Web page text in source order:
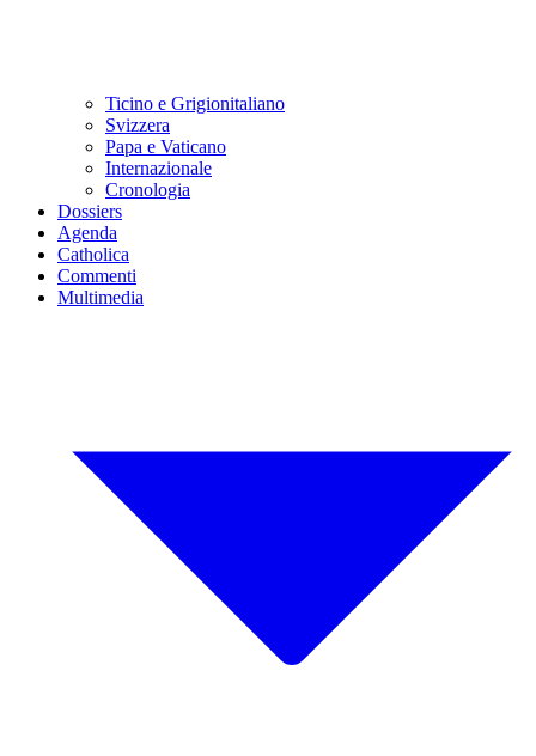
Ticino e Grigionitaliano
Svizzera
Papa e Vaticano
Internazionale
Cronologia
Dossiers
Agenda
Catholica
Commenti
Multimedia